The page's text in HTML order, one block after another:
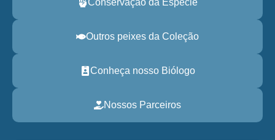
Conservação da Espécie
Outros peixes da Coleção
Conheça nosso Biólogo
Nossos Parceiros